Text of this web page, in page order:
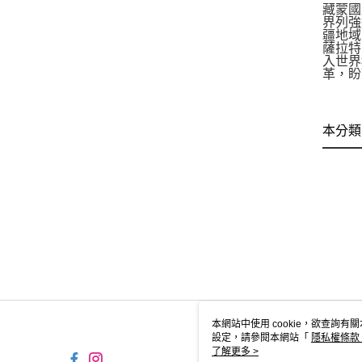
藏蒙
界列
疆地
薩拉
入世
革，
本分
本網站中使用 cookie，欲查詢有
設定，請參閱本網站「 隱私權條款
使用 cookie。
了解更多 >